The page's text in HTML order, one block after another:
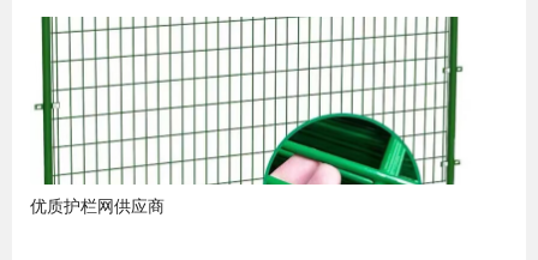
优质护栏网供应商